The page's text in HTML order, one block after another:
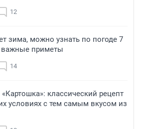
12
зима, можно узнать по погоде 7
важные приметы
14
классический рецепт
условиях с тем самым вкусом из